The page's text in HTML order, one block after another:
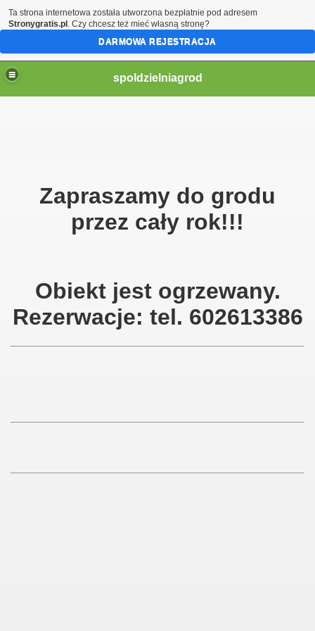
spoldzielniagrod
Zapraszamy do grodu
przez cały rok!!!
Obiekt jest ogrzewany.
Rezerwacje: tel. 602613386
Ta strona internetowa została utworzona bezpłatnie pod adresem
Stronygratis.pl . Czy chcesz też mieć własną stronę?
DARMOWA REJESTRACJA